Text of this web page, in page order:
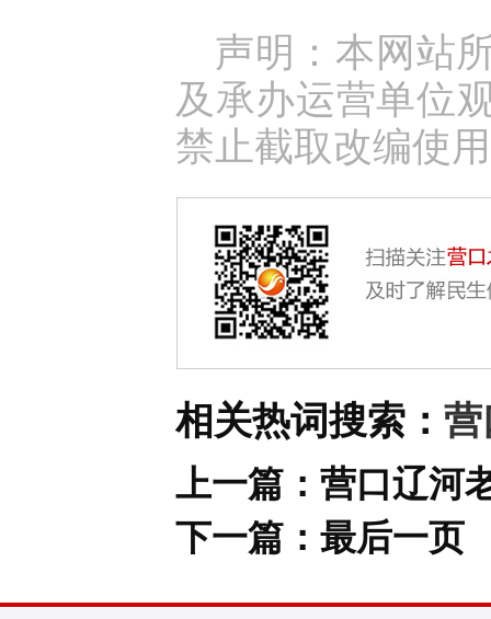
声明：本网站
及承办运营单位
禁止截取改编使
相关热词搜索： 营
上一篇： 营口辽河
下一篇： 最后一页